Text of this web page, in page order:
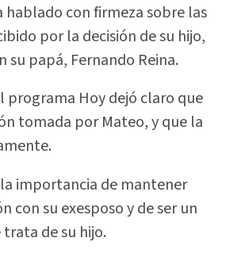
hablado con firmeza sobre las
por la decisión de su hijo,
su papá, Fernando Reina.
programa Hoy dejó claro que
tomada por Mateo, y que la
importancia de mantener
con su exesposo y de ser un
de su hijo.